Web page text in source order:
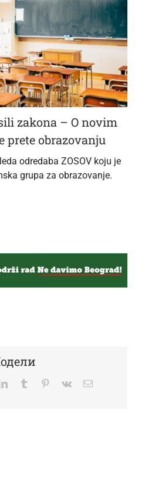
zakona – O novim
prete obrazovanju
odredaba ZOSOV koju je
grupa za obrazovanje.
LinkedInTumblr Pinterest
Vk Email